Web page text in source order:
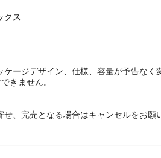
％
ージデザイン、仕様、容量が予告なく
きません。
、完売となる場合はキャンセルをお願